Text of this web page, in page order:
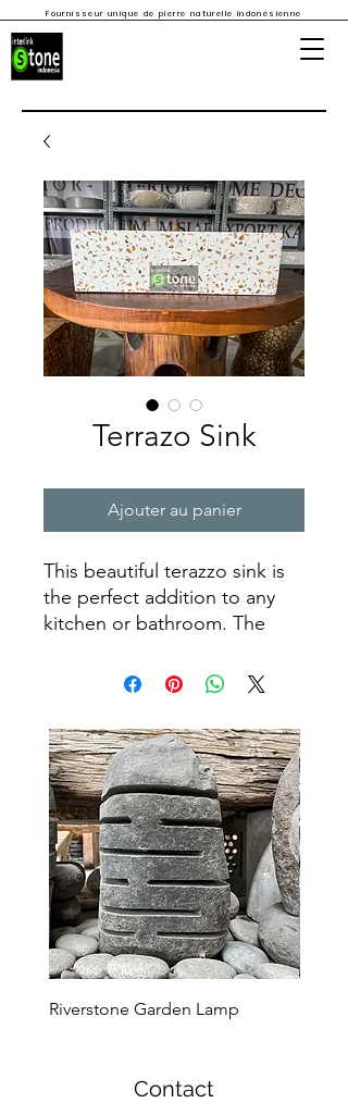
Fournisseur unique de pierre naturelle indonésienne
Terrazo Sink
Ajouter au panier
This beautiful terazzo sink is
the perfect addition to any
kitchen or bathroom. The
elegant and long lasting,
homeowner looking for a sink
that will last for many years to
come. Its unique look is sure
to add character to any room,
making it a timeless piece of
art. Our craftsmen have taken
the time to ensure that each
terazzo sink is created with
the highest quality materials
and attention to detail, so
come.
Riverstone Garden Lamp
Contact